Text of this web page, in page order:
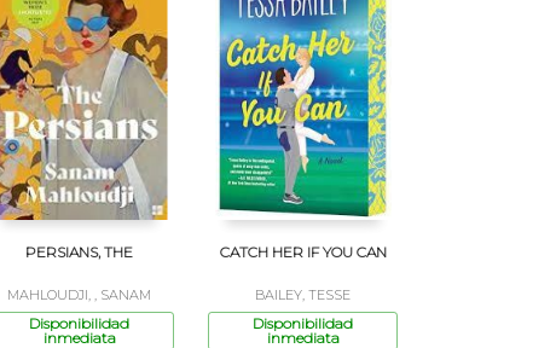
PERSIANS, THE
MAHLOUDJI, , SANAM
Disponibilidad
inmediata
CATCH HER IF YOU CAN
BAILEY, TESSE
Disponibilidad
inmediata